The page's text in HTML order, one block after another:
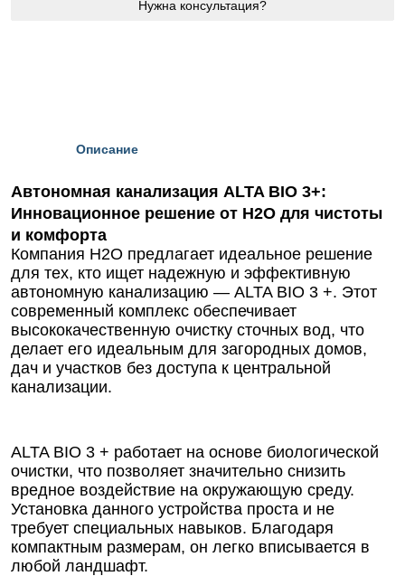
Нужна консультация?
Описание
Автономная канализация ALTA BIO 3+:
Инновационное решение от Н2О для чистоты
и комфорта
Компания Н2О предлагает идеальное решение
для тех, кто ищет надежную и эффективную
автономную канализацию — ALTA BIO 3 +. Этот
современный комплекс обеспечивает
высококачественную очистку сточных вод, что
делает его идеальным для загородных домов,
дач и участков без доступа к центральной
канализации.
ALTA BIO 3 + работает на основе биологической
очистки, что позволяет значительно снизить
вредное воздействие на окружающую среду.
Установка данного устройства проста и не
требует специальных навыков. Благодаря
компактным размерам, он легко вписывается в
любой ландшафт.